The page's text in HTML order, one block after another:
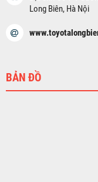
Long Biên, Hà Nội
BẢN ĐỒ